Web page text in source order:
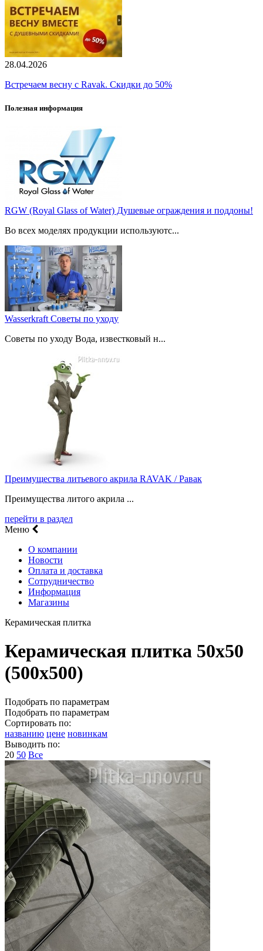
28.04.2026
Встречаем весну с Ravak. Скидки до 50%
Полезная информация
RGW (Royal Glass of Water) Душевые ограждения и поддоны!
Во всех моделях продукции используютс...
Wasserkraft Советы по уходу
Советы по уходу Вода, известковый н...
Преимущества литьевого акрила RAVAK / Равак
Преимущества литого акрила ...
перейти в раздел
Меню
О компании
Новости
Оплата и доставка
Сотрудничество
Информация
Магазины
Керамическая плитка
Керамическая плитка 50х50
(500х500)
Подобрать по параметрам
Подобрать по параметрам
Сортировать по:
названию цене новинкам
Выводить по:
20 50 Все